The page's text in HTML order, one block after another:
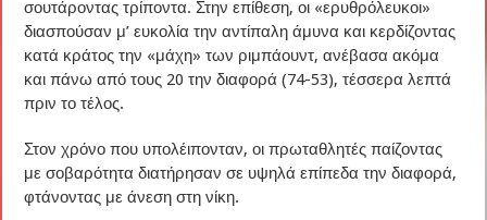
σουτάροντας τρίποντα. Στην επίθεση, οι «ερυθρόλευκοι»
διασπούσαν μ’ ευκολία την αντίπαλη άμυνα και κερδίζοντας
κατά κράτος την «μάχη» των ριμπάουντ, ανέβασα ακόμα
και πάνω από τους 20 την διαφορά (74-53), τέσσερα λεπτά
πριν το τέλος.
Στον χρόνο που υπολέιπονταν, οι πρωταθλητές παίζοντας
με σοβαρότητα διατήρησαν σε υψηλά επίπεδα την διαφορά,
φτάνοντας με άνεση στη νίκη.